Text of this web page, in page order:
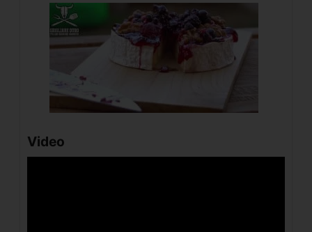
Video